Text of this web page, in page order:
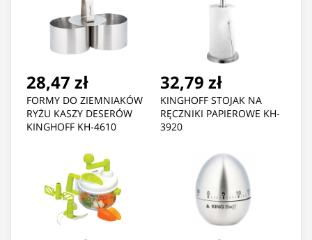
28,47 zł
FORMY DO ZIEMNIAKÓW
RYŻU KASZY DESERÓW
KINGHOFF KH-4610
32,79 zł
KINGHOFF STOJAK NA
RĘCZNIKI PAPIEROWE KH-
3920